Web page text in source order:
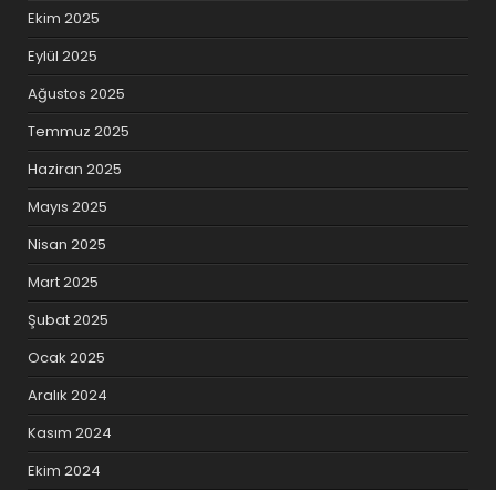
Ekim 2025
Eylül 2025
Ağustos 2025
Temmuz 2025
Haziran 2025
Mayıs 2025
Nisan 2025
Mart 2025
Şubat 2025
Ocak 2025
Aralık 2024
Kasım 2024
Ekim 2024